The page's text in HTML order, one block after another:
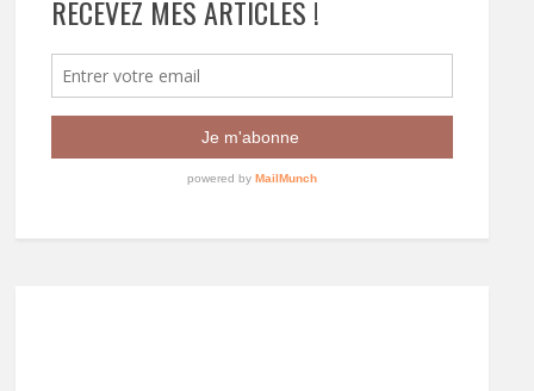
RECEVEZ MES ARTICLES !